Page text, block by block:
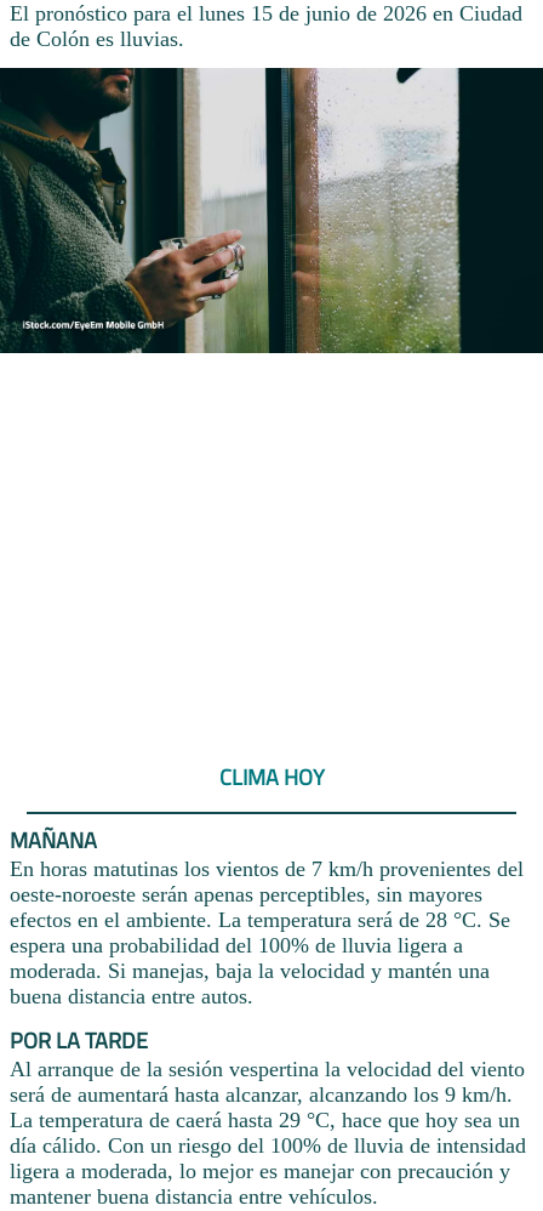
El pronóstico para el lunes 15 de junio de 2026 en Ciudad
de Colón es lluvias.
CLIMA HOY
MAÑANA
En horas matutinas los vientos de 7 km/h provenientes del
oeste-noroeste serán apenas perceptibles, sin mayores
efectos en el ambiente. La temperatura será de 28 °C. Se
espera una probabilidad del 100% de lluvia ligera a
moderada. Si manejas, baja la velocidad y mantén una
buena distancia entre autos.
POR LA TARDE
Al arranque de la sesión vespertina la velocidad del viento
será de aumentará hasta alcanzar, alcanzando los 9 km/h.
La temperatura de caerá hasta 29 °C, hace que hoy sea un
día cálido. Con un riesgo del 100% de lluvia de intensidad
ligera a moderada, lo mejor es manejar con precaución y
mantener buena distancia entre vehículos.